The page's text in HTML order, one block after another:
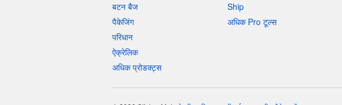
बटन बैज
पैकेजिंग
परिधान
ऐक्रेलिक
अधिक प्रोडक्ट्स
Ship
अधिक Pro टूल्स